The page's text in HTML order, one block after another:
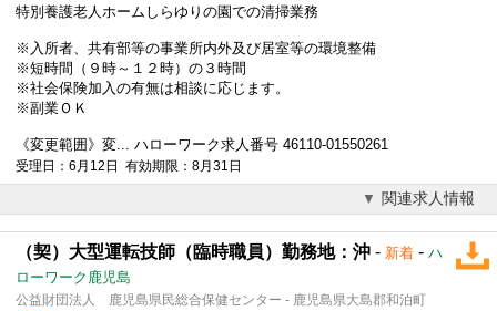
特別養護老人ホームしらゆりの園での清掃業務
※入所者、共有部等の事業所内外及び居室等の環境整備
※短時間（９時～１２時）の３時間
※社会保険加入の有無は相談に応じます。
※副業ＯＫ
《変更範囲》変... ハローワーク求人番号 46110-01550261
受理日：6月12日 有効期限：8月31日
関連求人情報
（契）大型運転技師（臨時職員）勤務地：沖 - 新着 - ハ
ローワーク鹿児島
公益財団法人 鹿児島県民総合保健センター - 鹿児島県大島郡和泊町